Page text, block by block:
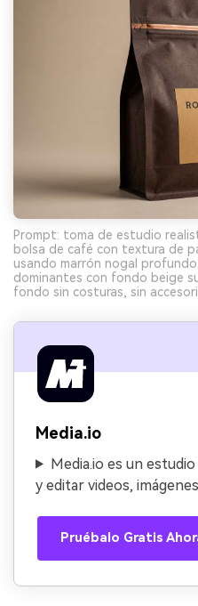
Prompt: toma de estudio
bolsa de café con textura de
usando marrón nogal
dominantes con fondo beige
fondo sin costuras, sin
Media.io
Media.io es un
y editar videos,
Pruébalo Gratis